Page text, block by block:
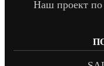
Наш проект по